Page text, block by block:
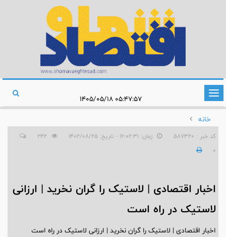
تغییر
وضعیت
ناوبری
خانه
کد خبر : 587320 زمان: ۱۶:۰۲:۳۱ - تاریخ: ۱۴۰۲/۰۸/۲۵
0
اخبار اقتصادی | لاستیک را گران نخرید | ارزانی
لاستیک در راه است
اخبار اقتصادی | لاستیک را گران نخرید | ارزانی لاستیک در راه است